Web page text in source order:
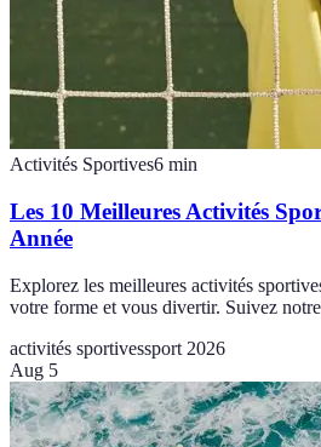
Activités Sportives6 min
Les 10 Meilleures Activités
Année
Explorez les meilleures activités
votre forme et vous divertir. Suivez
activités sportivessport 2026
Aug 5